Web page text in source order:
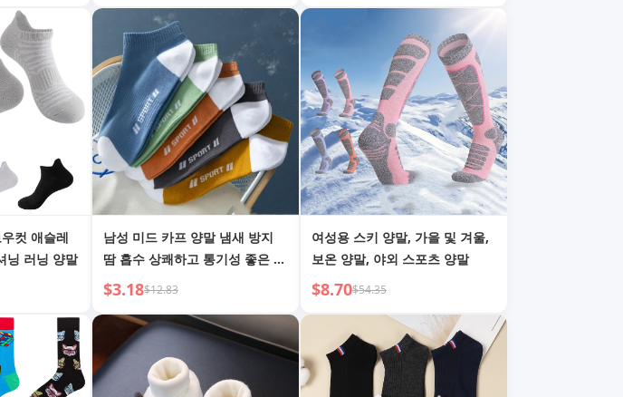
컷 애슬레
닝 러닝 양말
남성 미드 카프 양말 냄새 방지
땀 흡수 상쾌하고 통기성 좋은 두
꺼움
$3.18$12.83
여성용 스키 양말, 가을 및 겨울,
보온 양말, 야외 스포츠 양말
$8.70$54.35